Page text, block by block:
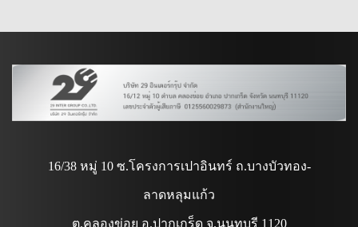
16/38 หมู่ 10 ซ.โครงการเปาอินทร์ ถ.บางบัวทอง-
ลาดหลุมแก้ว
ต.คลองข่อย อ.ปากเกร็ด จ.นนทบุรี 1120